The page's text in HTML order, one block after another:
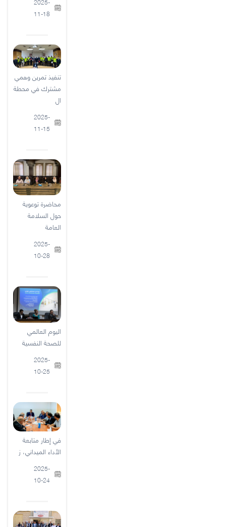
11-18
تنفيذ تمرين وهمي
مشترك في محطة
ال
2025-
11-15
محاضرة توعوية
حول السلامة
العامة
2025-
10-28
اليوم العالمي
للصحة النفسية
2025-
10-25
في إطار متابعة
الأداء الميداني، ز
2025-
10-24